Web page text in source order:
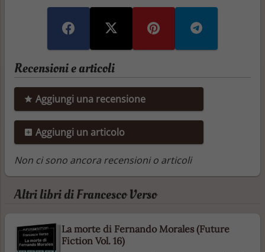
Recensioni e articoli
Aggiungi una recensione
Aggiungi un articolo
Non ci sono ancora recensioni o articoli
Altri libri di Francesco Verso
La morte di Fernando Morales (Future
Fiction Vol. 16)